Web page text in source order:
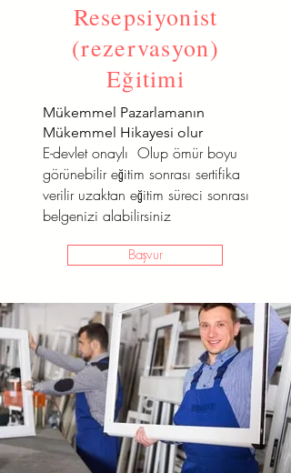
Resepsiyonist
(rezervasyon)
Eğitimi
Mükemmel Pazarlamanın
Mükemmel Hikayesi olur
E-devlet onaylı Olup ömür boyu
görünebilir eğitim sonrası sertifika
verilir uzaktan eğitim süreci sonrası
belgenizi alabilirsiniz
Başvur